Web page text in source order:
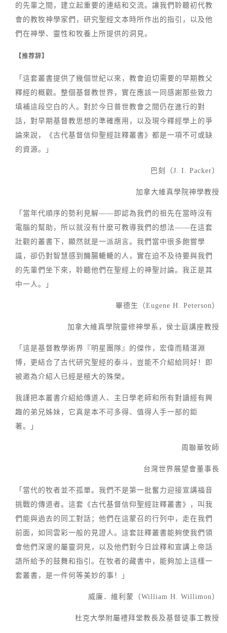
的先輩之間，建立起重要的連結和交流。讓我們聆聽初代教
會的教牧神學家們，研究聖經文本時所作出的指引，以及他
們在神學、靈性和牧養上所提供的洞見。
【推荐辞】
「這套叢書提供了幾個世紀以來，教會迫切需要的早期教父
釋經的概觀。整個基督教世界，實在應該一同感謝那些致力
填補這段空白的人。對於今日普世教會之間仍在進行的對
話，對早期基督教思想的準確應用，以及現今釋經學上的爭
論來說，《古代基督信仰聖經註釋叢書》都是一項不可或缺
的資源。」
巴刻（J. I. Packer）
加拿大維真學院神學教授
「當年代順序的勢利見解——即認為我們的祖先在當時沒有
電腦的幫助，所以就沒有什麼可教導我們的想法——在這套
壯觀的叢書下，顯然就是一派胡言。我們當中很多飽嘗學
識，卻仍對智慧感到饑腸轆轆的人，實在迫不及待要與我們
的先輩們坐下來，聆聽他們在聖經上的神聖討論。我正是其
中一人。」
畢德生（Eugene H. Peterson）
加拿大維真學院靈修神學系，侯士庭講座教授
「這是基督教學術界『明星團隊』的傑作，宏偉而精湛淵
博，更結合了古代研究聖經的泰斗，豈能不介紹給同好！即
被邀為介紹人已經是極大的殊榮。
我謹把本叢書介紹給傳道人、主日學老師和所有對讀經有興
趣的弟兄姊妹，它真是本不可多得、值得人手一部的鉅
著。」
周聯華牧師
台灣世界展望會董事長
「當代的牧者並不孤單。我們不是第一批奮力迎接宣講福音
挑戰的傳道者。這套《古代基督信仰聖經註釋叢書》，叫我
們能與過去的同工對話；他們在這蒙召的行列中，走在我們
前面，如同雲彩一般的見證人。這套註釋叢書能夠使我們領
會他們深邃的屬靈洞見，以及他們對今日詮釋和宣講上帝話
語所給予的鼓舞和指引。在牧者的藏書中，能夠加上這樣一
套叢書，是一件何等美妙的事！」
威廉．維利蒙（William H. Willimon）
杜克大學附屬禮拜堂教長及基督徒事工教授